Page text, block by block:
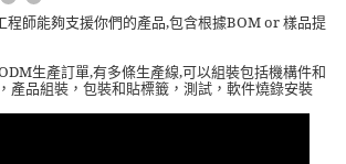
程師能夠支援你們的產品,包含根據BOM or樣品提
生產訂單,有多條生產線,可以組裝包括機構件和
產品組裝，包裝和貼標籤，測試，軟件燒錄安裝